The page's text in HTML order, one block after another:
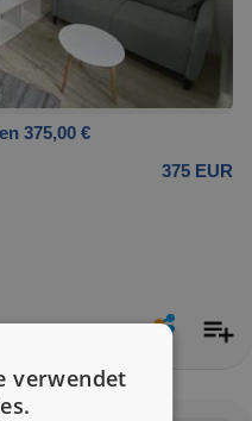
375,00 €
375 EUR
verwendet